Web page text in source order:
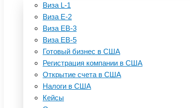
Виза L-1
Виза E-2
Виза EB-3
Виза EB-5
Готовый бизнес в США
Регистрация компании в США
Открытие счета в США
Налоги в США
Кейсы